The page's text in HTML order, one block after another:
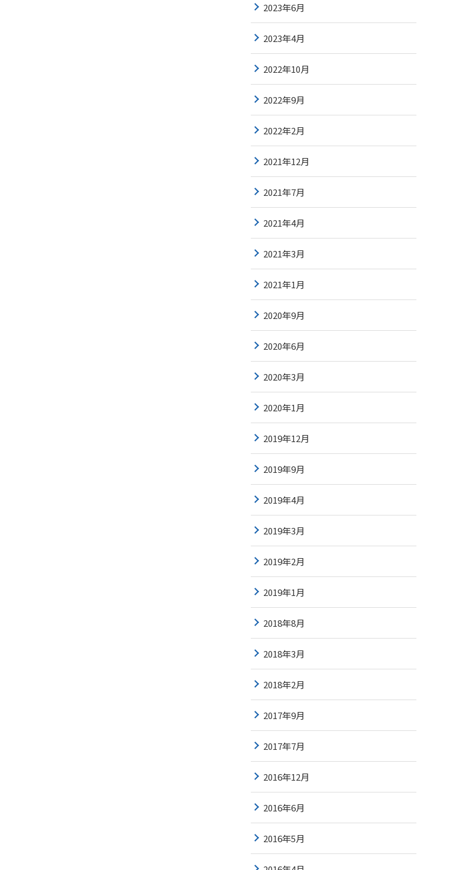
2023年6月
2023年4月
2022年10月
2022年9月
2022年2月
2021年12月
2021年7月
2021年4月
2021年3月
2021年1月
2020年9月
2020年6月
2020年3月
2020年1月
2019年12月
2019年9月
2019年4月
2019年3月
2019年2月
2019年1月
2018年8月
2018年3月
2018年2月
2017年9月
2017年7月
2016年12月
2016年6月
2016年5月